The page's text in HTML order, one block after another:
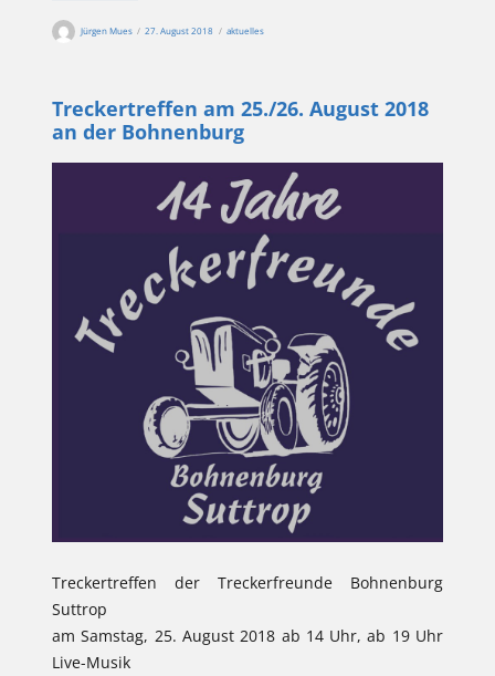
Autor
Jürgen Mues
Veröffentlicht
27. August 2018 Kategorien
aktuelles
Treckertreffen am 25./26. August 2018
an der Bohnenburg
Treckertreffen der Treckerfreunde Bohnenburg
Suttrop
am Samstag, 25. August 2018 ab 14 Uhr, ab 19 Uhr
Live-Musik